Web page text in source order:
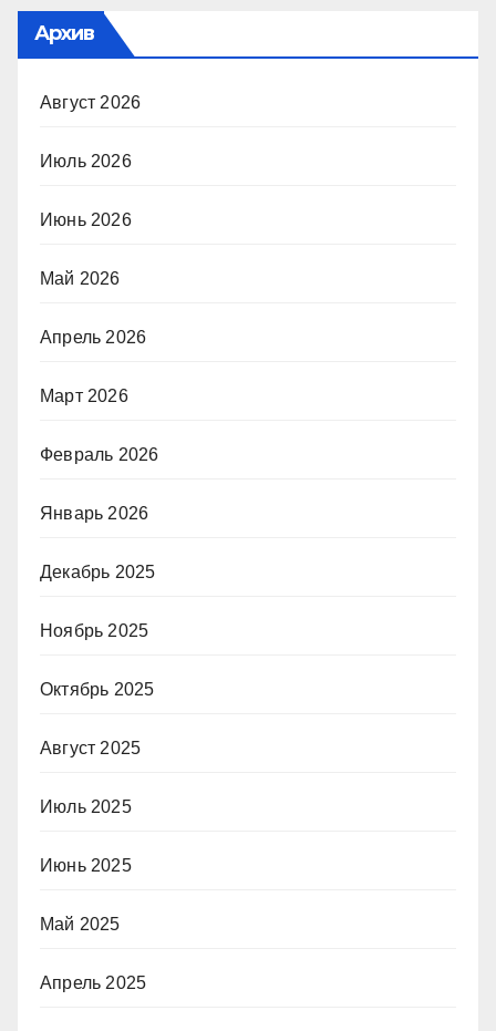
Архив
Август 2026
Июль 2026
Июнь 2026
Май 2026
Апрель 2026
Март 2026
Февраль 2026
Январь 2026
Декабрь 2025
Ноябрь 2025
Октябрь 2025
Август 2025
Июль 2025
Июнь 2025
Май 2025
Апрель 2025